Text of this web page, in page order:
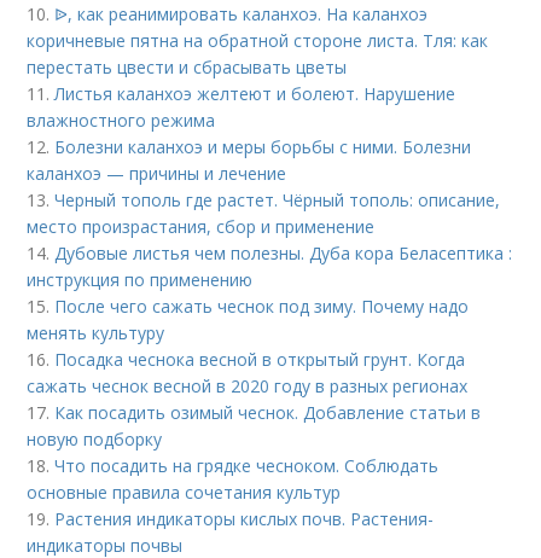
10. ᐉ, как реанимировать каланхоэ. На каланхоэ
коричневые пятна на обратной стороне листа. Тля: как
перестать цвести и сбрасывать цветы
11.Листья каланхоэ желтеют и болеют. Нарушение
влажностного режима
12. Болезни каланхоэ и меры борьбы с ними. Болезни
каланхоэ — причины и лечение
13.Черный тополь где растет. Чёрный тополь: описание,
место произрастания, сбор и применение
14.Дубовые листья чем полезны. Дуба кора Беласептика :
инструкция по применению
15. После чего сажать чеснок под зиму. Почему надо
менять культуру
16. Посадка чеснока весной в открытый грунт. Когда
сажать чеснок весной в 2020 году в разных регионах
17. Как посадить озимый чеснок. Добавление статьи в
новую подборку
18.Что посадить на грядке чесноком. Соблюдать
основные правила сочетания культур
19. Растения индикаторы кислых почв. Растения-
индикаторы почвы